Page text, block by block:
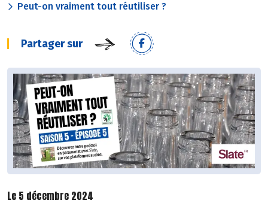
Peut-on vraiment tout réutiliser ?
Partager sur
Le 5 décembre 2024